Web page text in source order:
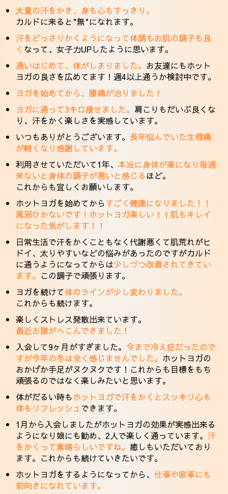
大量の汗をかき、身も心もすっきり。
カルドに来ると"無"になれます。
汗をどっさりかくようになって体調もお肌の調子も良
く なって、女子力UPしたように思います。
通いはじめて、体がしまりました。 お友達にもホット
ヨガの良さを広めてます！週4以上通うか検討中です。
ヨガを始めてから、腰痛が治りました！
ヨガに通って3キロ痩せました。 肩こりもだいぶ良くな
り、汗をかく楽しさを実感しています。
いつもありがとうございます。 長年悩んでいた生理痛
が軽くなり感謝しています。
利用させていただいて1年、本当に身体が楽になり毎週
来ないと身体の調子が悪いと感じる ほど。
これからも宜しくお願いします。
ホットヨガを始めてからすごく健康になりました！！
風邪ひかないです！ホットヨガ楽しい↑↑肌もキレイ
になった気がします！！
日常生活で汗をかくこともなく代謝悪くて肌荒れがヒ
ドイ、太りやすいなどの悩みがあったのですがカルド
に通うようになってからは少しづつ改善されてきてい
ます。 この調子で頑張ります。
ヨガを続けて体のラインが少し変わりました。
これからも続けます。
楽しくストレス発散出来ています。
最近お腹がへこんできました！
入会して9ヶ月がすぎました。 今まで冷え症だったので
すが今年の冬は全く感じませんでした。 ホットヨガの
おかげか手足がヌクヌクです！これからも目標をもち
頑張るのではなく楽しみたいと思います。
体がだるい時もホットヨガで汗をかくとスッキリ心も
体もリフレッシュできます。
1月から入会しましたがホットヨガの効果が実感出来る
ようになり娘にも勧め、2人で楽しく通っています。汗
をかくって素晴らしいですね。癒しもいただいており
ます。これからも続けていきたいです。
ホットヨガをするようになってから、仕事や家事にも
前向きになれています。